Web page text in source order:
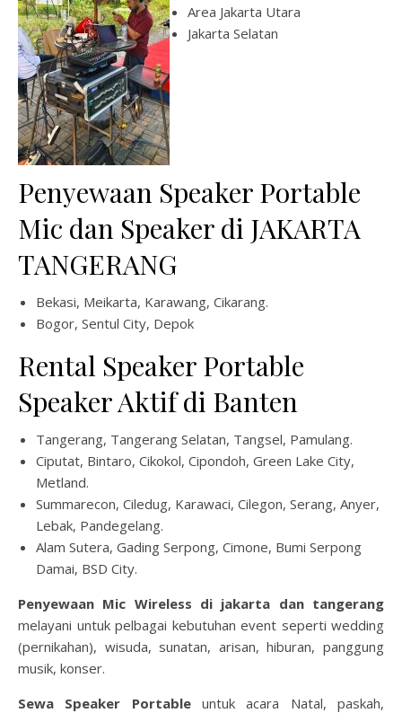
Area Jakarta Utara
Jakarta Selatan
Penyewaan Speaker Portable
Mic dan Speaker di JAKARTA
TANGERANG
Bekasi, Meikarta, Karawang, Cikarang.
Bogor, Sentul City, Depok
Rental Speaker Portable
Speaker Aktif di Banten
Tangerang, Tangerang Selatan, Tangsel, Pamulang.
Ciputat, Bintaro, Cikokol, Cipondoh, Green Lake City,
Metland.
Summarecon, Ciledug, Karawaci, Cilegon, Serang, Anyer,
Lebak, Pandegelang.
Alam Sutera, Gading Serpong, Cimone, Bumi Serpong
Damai, BSD City.
Penyewaan Mic Wireless di jakarta dan tangerang
melayani untuk pelbagai kebutuhan event seperti wedding
(pernikahan), wisuda, sunatan, arisan, hiburan, panggung
musik, konser.
Sewa Speaker Portableuntuk acara Natal, paskah,